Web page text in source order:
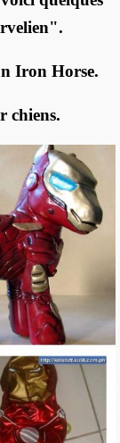
Iron Horse.
chiens.